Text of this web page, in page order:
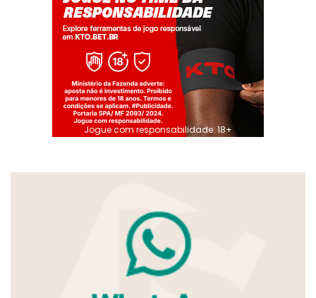
Jogue com responsabilidade. 18+